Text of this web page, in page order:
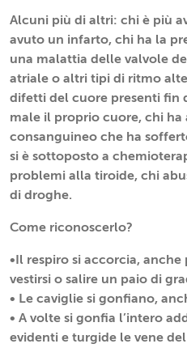
Alcuni più di altri: chi è più
avuto un infarto, chi ha la
una malattia delle valvole
atriale o altri tipi di ritmo
difetti del cuore presenti fin
male il proprio cuore, chi
consanguineo che ha
si è sottoposto a
problemi alla tiroide, chi
di droghe.
Come riconoscerlo?
•Il respiro si accorcia,
vestirsi o salire un paio di
• Le caviglie si gonfiano,
• A volte si gonfia l’intero
evidenti e turgide le vene